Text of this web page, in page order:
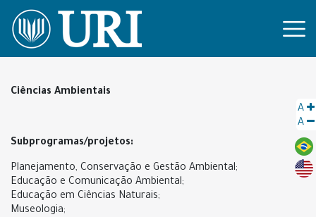
A
A
Ciências Ambientais
Subprogramas/projetos:
Planejamento, Conservação e Gestão Ambiental;
Educação e Comunicação Ambiental;
Educação em Ciências Naturais;
Museologia;